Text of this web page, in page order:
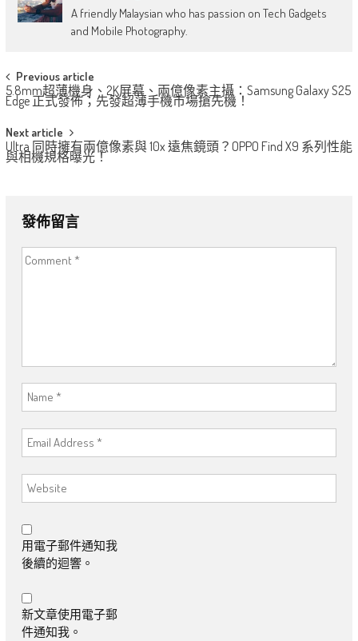
A friendly Malaysian who has passion on Tech Gadgets
and Mobile Photography.
Post
navigation
Previous article
5.8mm超薄機身、2K屏幕、兩億像素主攝：Samsung Galaxy S25
Edge 正式發佈；先發超薄手機市場搶先機！
Next article
Ultra 同時擁有兩億像素與 10x 遠焦鏡頭？OPPO Find X9 系列性能
與相機規格曝光！
發佈留言
用電子郵件通知我
後續的迴響。
新文章使用電子郵
件通知我。